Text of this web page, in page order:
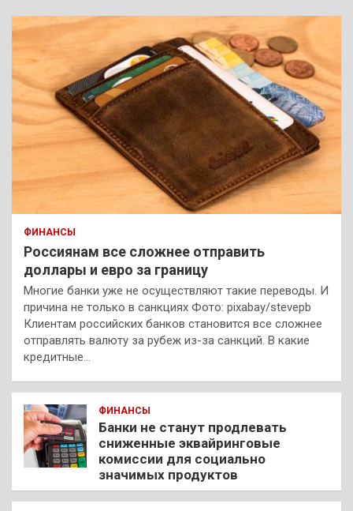
ФИНАНСЫ
Россиянам все сложнее отправить
доллары и евро за границу
Многие банки уже не осуществляют такие переводы. И
причина не только в санкциях Фото: pixabay/stevepb
Клиентам российских банков становится все сложнее
отправлять валюту за рубеж из-за санкций. В какие
кредитные…
ФИНАНСЫ
Банки не станут продлевать
сниженные эквайринговые
комиссии для социально
значимых продуктов